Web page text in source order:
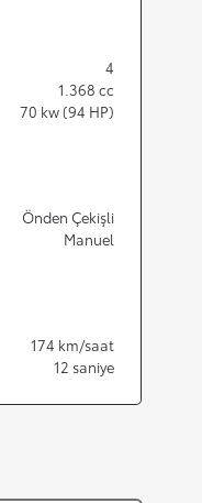
4
1.368 cc
70 kw (94 HP)
Önden Çekişli
Manuel
174 km/saat
12 saniye